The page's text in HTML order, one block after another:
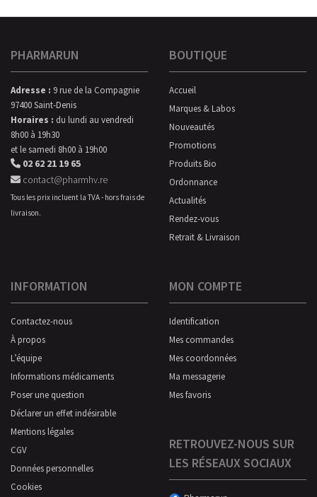
PHARMARUN
Adresse : 9 rue de la Compagnie
97400 Saint-Denis
Horaires : du lundi au vendredi
8h00 à 19h30
et le samedi 8h00 à 19h00
02 62 21 19 65
contact@pharmhv.re
Tous les prix incluent la TVA - hors frais de
livraison.
BOUTIQUE
Accueil
Marques & Labos
Nouveautés
Promotions
Produits Bio
Ordonnance
Actualités
Rendez-vous
Retrait & Livraison
INFORMATION
Contactez-nous
À propos
L’équipe
Informations médicaments
Poser une question
Déclarer un effet indésirable
Mentions légales
CGV
Données personnelles
Cookies
MON COMPTE
Identification
Mes commandes
Mes coordonnées
Ma messagerie
Mes favoris
RETROUVEZ-NOUS SUR
LES RÉSEAUX SOCIAUX